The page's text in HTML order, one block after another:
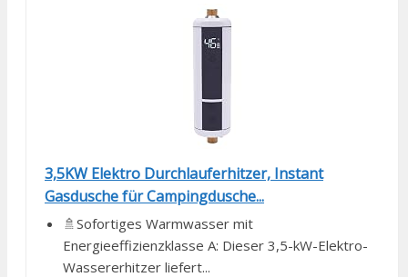
3,5KW Elektro Durchlauferhitzer, Instant
Gasdusche für Campingdusche...
🚿Sofortiges Warmwasser mit
Energieeffizienzklasse A: Dieser 3,5-kW-Elektro-
Wassererhitzer liefert...